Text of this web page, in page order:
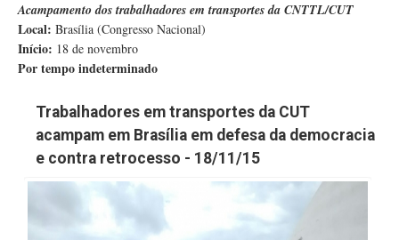
Acampamento dos trabalhadores em transportes da CNTTL/CUT
Local: Brasília (Congresso Nacional)
Início: 18 de novembro
Por tempo indeterminado
Trabalhadores em transportes da CUT
acampam em Brasília em defesa da democracia
e contra retrocesso - 18/11/15